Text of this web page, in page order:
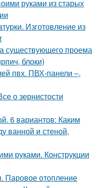
руками из старых
Изготовление из
существующего проема
блоки)
пвх. ПВХ-панели –,
о зернистости
6 вариантов: Каким
ванной и стеной,
руками. Конструкции
Паровое отопление